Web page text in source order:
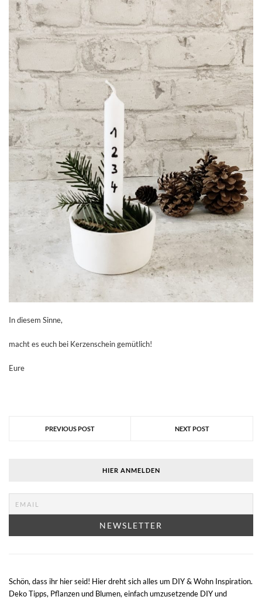
In diesem Sinne,
macht es euch bei Kerzenschein gemütlich!
Eure
PREVIOUS POST NEXT POST
HIER ANMELDEN
Schön, dass ihr hier seid! Hier dreht sich alles um DIY & Wohn Inspiration.
Deko Tipps, Pflanzen und Blumen, einfach umzusetzende DIY und